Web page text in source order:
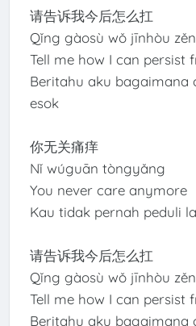
请告诉我今后怎么扛
Qǐng gàosù wǒ jīnhòu
Tell me how I can persist
Beritahu aku bagaimana
esok
你无关痛痒
Nǐ wúguān tòngyǎng
You never care anymore
Kau tidak pernah peduli
请告诉我今后怎么扛
Qǐng gàosù wǒ jīnhòu
Tell me how I can persist
Beritahu aku bagaimana